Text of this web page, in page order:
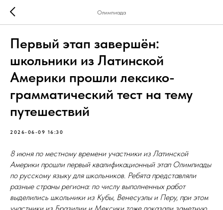
Олимпиада
Первый этап завершён:
школьники из Латинской
Америки прошли лексико-
грамматический тест на тему
путешествий
2026-06-09 16:30
8 июня по местному времени участники из Латинской
Америки прошли первый квалификационный этап Олимпиады
по русскому языку для школьников. Ребята представляли
разные страны региона: по числу выполненных работ
выделились школьники из Кубы, Венесуэлы и Перу, при этом